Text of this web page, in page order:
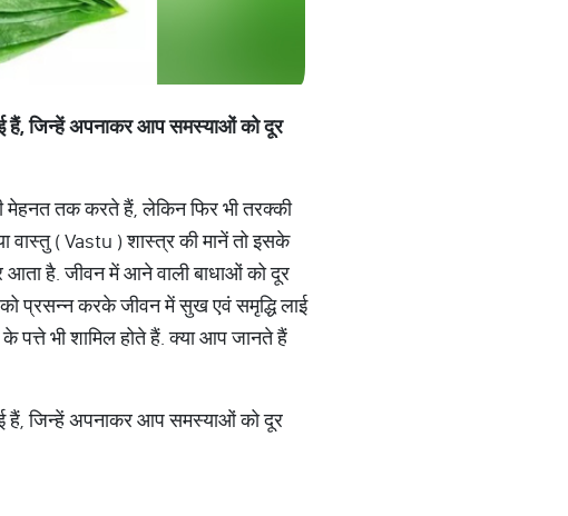
हैं, जिन्हें अपनाकर आप समस्याओं को दूर
तक करते हैं, लेकिन फिर भी तरक्की
वास्तु ( Vastu ) शास्त्र की मानें तो इसके
है. जीवन में आने वाली बाधाओं को दूर
प्रसन्न करके जीवन में सुख एवं समृद्धि लाई
पत्ते भी शामिल होते हैं. क्या आप जानते हैं
हैं, जिन्हें अपनाकर आप समस्याओं को दूर